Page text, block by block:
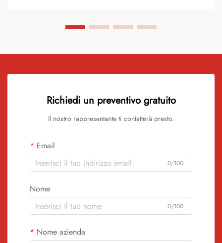
Richiedi un preventivo gratuito
Il nostro rappresentante ti contatterà presto.
Email
0/100
Nome
0/100
Nome azienda